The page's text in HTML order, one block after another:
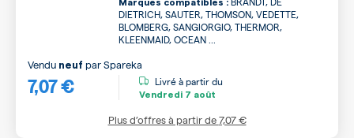
Marques compatibles :
DIETRICH, SAUTER, THOMSON, VEDETTE,
BLOMBERG, SANGIORGIO, THERMOR,
KLEENMAID, OCEAN ...
7,07 €
Vendu neuf parSpareka
Livré à partir du
Vendredi 7 août
Plus d’offres à partir de7,07 €